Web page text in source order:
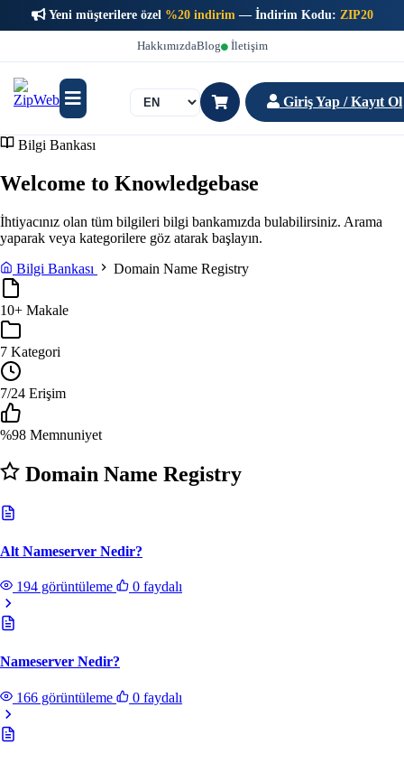
Yeni müşterilere özel %20 indirim— İndirim Kodu: ZIP20
HakkımızdaBlog İletişim
Giriş Yap / Kayıt Ol
Bilgi Bankası
Welcome to Knowledgebase
İhtiyacınız olan tüm bilgileri bilgi bankamızda bulabilirsiniz. Arama
yaparak veya kategorilere göz atarak başlayın.
Bilgi Bankası
Domain Name Registry
10+ Makale
7 Kategori
7/24 Erişim
%98 Memnuniyet
Domain Name Registry
Alt Nameserver Nedir?
194 görüntüleme 0 faydalı
Nameserver Nedir?
166 görüntüleme 0 faydalı